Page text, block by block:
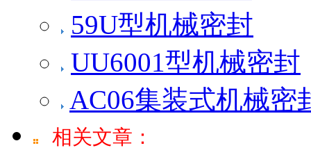
59U型机械密封
UU6001型机械密封
AC06集装式机械密
相关文章：